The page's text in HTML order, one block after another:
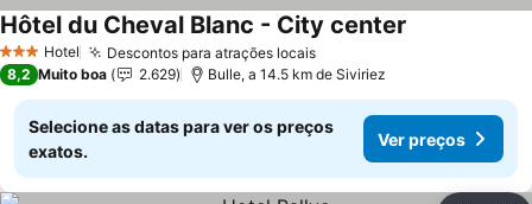
3 EstrelasHotel Descontos para atrações locais
Hôtel du Cheval Blanc - City center
8,2 Muito boa 2.629 Bulle, a 14.5 km de Siviriez
Selecione as datas para ver os preços
exatos.
Ver preços